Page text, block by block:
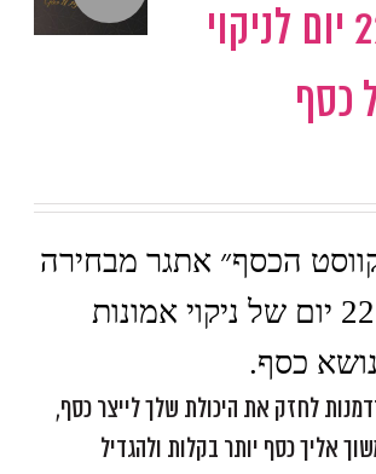
הכסף – 22 יום לניקוי
כסף
הכסף״ אתגר מבחירה
- 22 יום של ניקוי אמונות
כסף.
לחזק את היכולת שלך לייצר כסף,
אליך כסף יותר בקלות ולהגדיל